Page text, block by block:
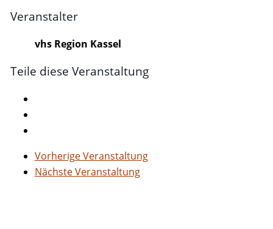
Veranstalter
vhs Region Kassel
Teile diese Veranstaltung
Vorherige Veranstaltung
Nächste Veranstaltung